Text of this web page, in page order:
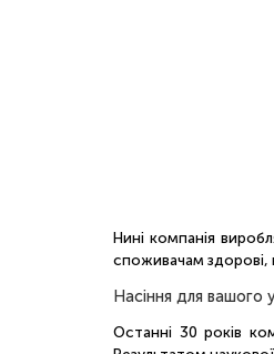
Нині компанія
споживачам здорові,
Насіння для вашого
Останні 30 років